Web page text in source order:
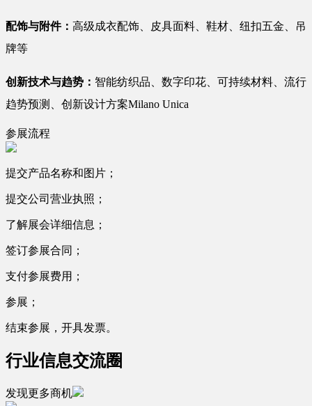
配饰与附件： 高级成衣配饰、皮具面料、鞋材、纽扣五金、吊
牌等
创新技术与趋势： 智能纺织品、数字印花、可持续材料、流行
趋势预测、创新设计方案Milano Unica
参展流程
提交产品名称和图片；
提交公司营业执照；
了解展会详细信息；
签订参展合同；
支付参展费用；
参展；
结束参展，开具发票。
行业信息交流圈
发现更多商机